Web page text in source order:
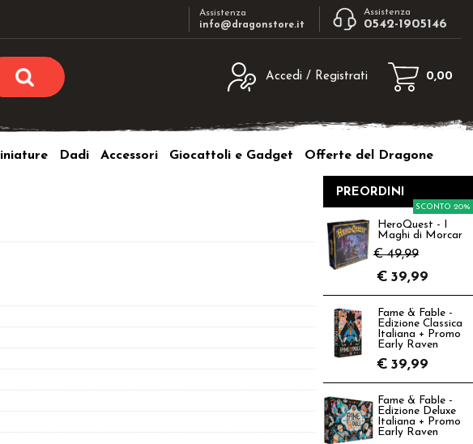
Assistenza
info@dragonstore.it
Assistenza
0542-1905146
Accedi / Registrati
utente e la password e poi clicca sul
Password:
sito clicca sul pulsante "Registrati"
0,00
Dadi Accessori Giocattoli e Gadget Offerte del Dragone
PREORDINI
HeroQuest - I
Maghi di Morcar
€ 49,99
SCONTO 20%
€ 39,99
Fame & Fable -
Edizione Classica
Italiana + Promo
Early Raven
€ 39,99
Fame & Fable -
Edizione Deluxe
Italiana + Promo
Early Raven